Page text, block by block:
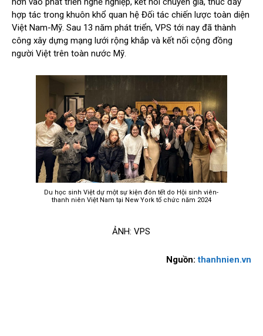
hợp tác trong khuôn khổ quan hệ Đối tác chiến lược toàn diện
Việt Nam-Mỹ. Sau 13 năm phát triển, VPS tới nay đã thành
công xây dựng mạng lưới rộng khắp và kết nối cộng đồng
người Việt trên toàn nước Mỹ.
Du học sinh Việt dự một sự kiện đón tết do Hội sinh viên-
thanh niên Việt Nam tại New York tổ chức năm 2024
ẢNH: VPS
Nguồn:thanhnien.vn